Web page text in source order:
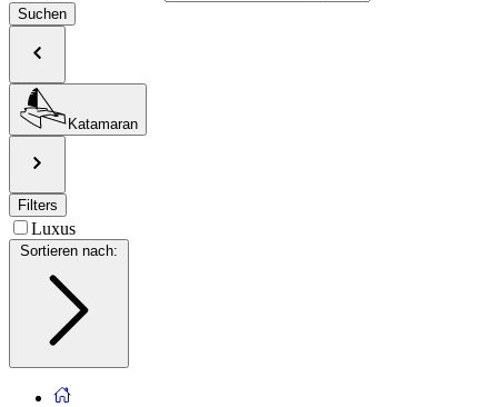
Suchen
Katamaran
Filters
Luxus
Sortieren nach